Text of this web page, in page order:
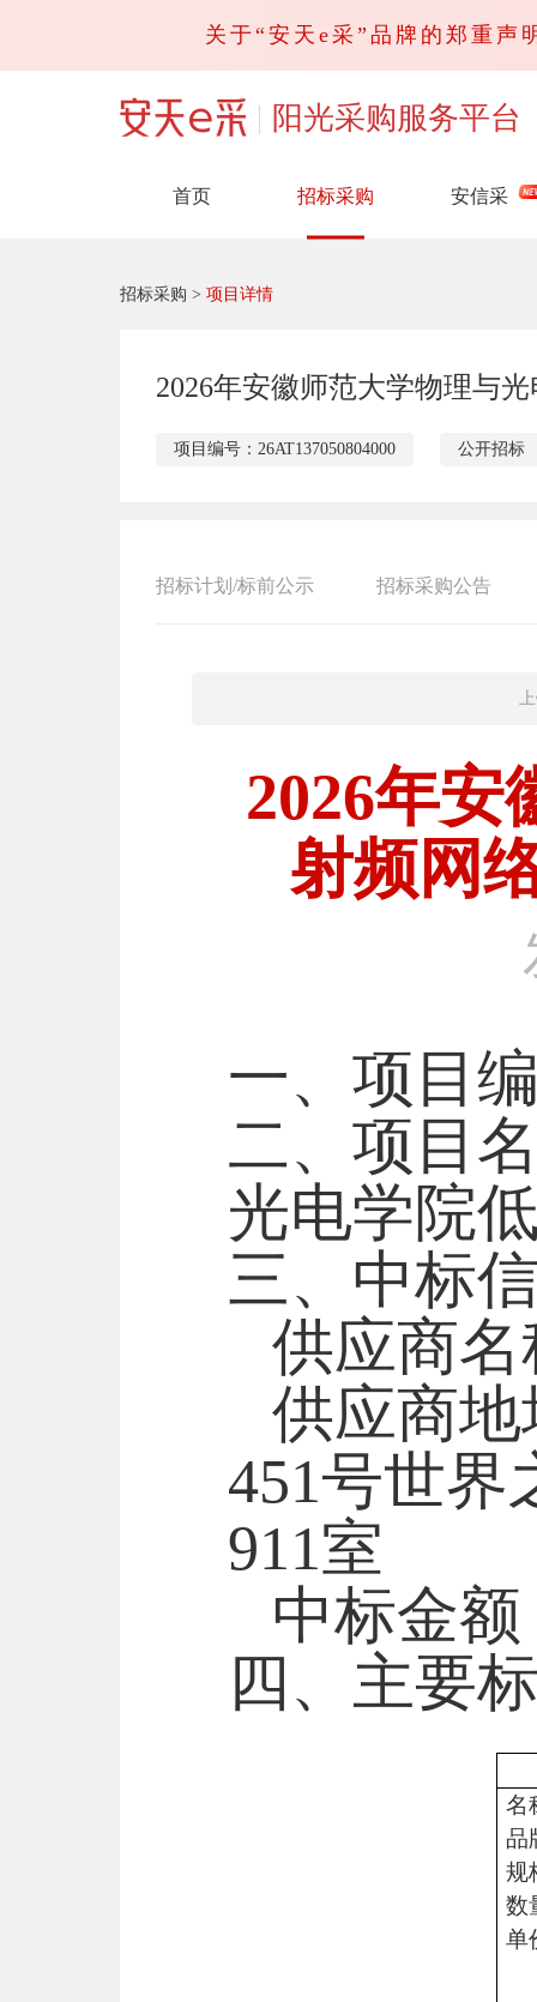
关于“安天e采”品牌的郑重
阳光采购服务平台
首页 招标采购 安信采
招标采购 > 项目详情
2026年安徽师范大学物理与
项目编号：26AT137050804000 公开招标
招标计划/标前公示 招标采购公告
2026年
射频网
一、项目
二、项目
光电学院
三、中标
供应商名
供应商
451号世界
911室
中标金额
四、主要
名
品
规
数
单